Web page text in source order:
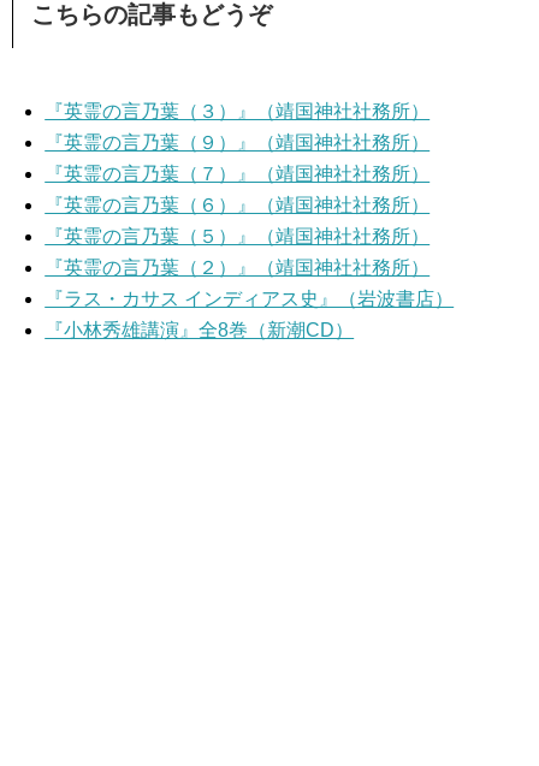
こちらの記事もどうぞ
『英霊の言乃葉（３）』（靖国神社社務所）
『英霊の言乃葉（９）』（靖国神社社務所）
『英霊の言乃葉（７）』（靖国神社社務所）
『英霊の言乃葉（６）』（靖国神社社務所）
『英霊の言乃葉（５）』（靖国神社社務所）
『英霊の言乃葉（２）』（靖国神社社務所）
『ラス・カサス インディアス史』（岩波書店）
『小林秀雄講演』全8巻（新潮CD）